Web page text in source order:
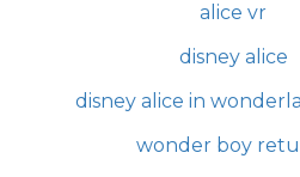
alice vr
disney alice
disney alice in
wonder boy